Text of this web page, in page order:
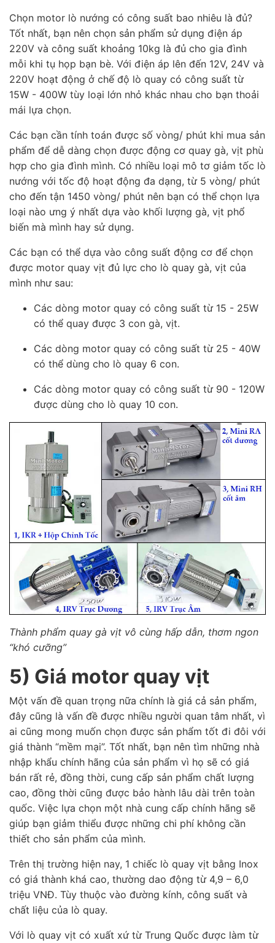
Chọn motor lò nướng có công suất bao nhiêu là đủ?
Tốt nhất, bạn nên chọn sản phẩm sử dụng điện áp
220V và công suất khoảng 10kg là đủ cho gia đình
mỗi khi tụ họp bạn bè. Với điện áp lên đến 12V, 24V và
220V hoạt động ở chế độ lò quay có công suất từ
15W - 400W tùy loại lớn nhỏ khác nhau cho bạn thoải
mái lựa chọn.
Các bạn cần tính toán được số vòng/ phút khi mua sản
phẩm để dễ dàng chọn được động cơ quay gà, vịt phù
hợp cho gia đình mình. Có nhiều loại mô tơ giảm tốc lò
nướng với tốc độ hoạt động đa dạng, từ 5 vòng/ phút
cho đến tận 1450 vòng/ phút nên bạn có thể chọn lựa
loại nào ưng ý nhất dựa vào khối lượng gà, vịt phổ
biến mà mình hay sử dụng.
Các bạn có thể dựa vào công suất động cơ để chọn
được motor quay vịt đủ lực cho lò quay gà, vịt của
mình như sau:
Các dòng motor quay có công suất từ 15 - 25W
có thể quay được 3 con gà, vịt.
Các dòng motor quay có công suất từ 25 - 40W
có thể dùng cho lò quay 6 con.
Các dòng motor quay có công suất từ 90 - 120W
được dùng cho lò quay 10 con.
Thành phẩm quay gà vịt vô cùng hấp dẫn, thơm ngon
“khó cưỡng”
5) Giá motor quay vịt
Một vấn đề quan trọng nữa chính là giá cả sản phẩm,
đây cũng là vấn đề được nhiều người quan tâm nhất, vì
ai cũng mong muốn chọn được sản phẩm tốt đi đôi với
giá thành “mềm mại”. Tốt nhất, bạn nên tìm những nhà
nhập khẩu chính hãng của sản phẩm vì họ sẽ có giá
bán rất rẻ, đồng thời, cung cấp sản phẩm chất lượng
cao, đồng thời cũng được bảo hành lâu dài trên toàn
quốc. Việc lựa chọn một nhà cung cấp chính hãng sẽ
giúp bạn giảm thiểu được những chi phí không cần
thiết cho sản phẩm của mình.
Trên thị trường hiện nay, 1 chiếc lò quay vịt bằng Inox
có giá thành khá cao, thường dao động từ 4,9 – 6,0
triệu VNĐ. Tùy thuộc vào đường kính, công suất và
chất liệu của lò quay.
Với lò quay vịt có xuất xứ từ Trung Quốc được làm từ